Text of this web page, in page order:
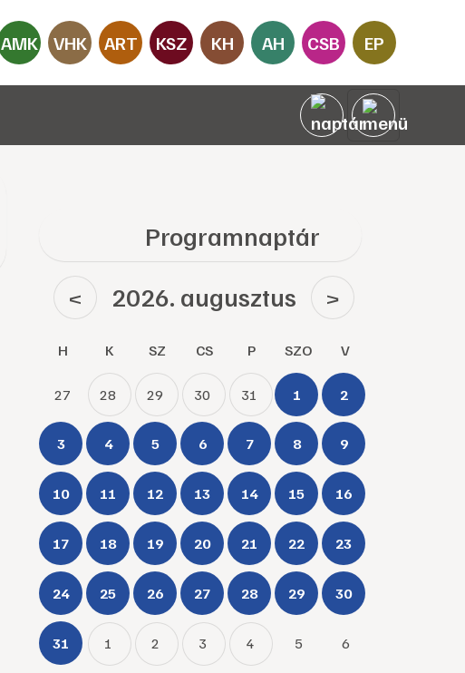
AMK VHK ART KSZ KH AH CSB EP
Programnaptár
< 2026. augusztus >
H K SZ CS P SZO V
27 28 29 30 31 1 2
3 4 5 6 7 8 9
10 11 12 13 14 15 16
17 18 19 20 21 22 23
24 25 26 27 28 29 30
31 1 2 3 4 5 6